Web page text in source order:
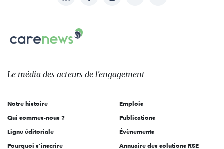
sur:
Carenews,
Le
des
l'engagement
Le média des acteurs de l'engagement
Notre histoire
Qui sommes-nous ?
Ligne éditoriale
Pourquoi s'inscrire
Emplois
Publications
Évènements
Annuaire des solutions RSE